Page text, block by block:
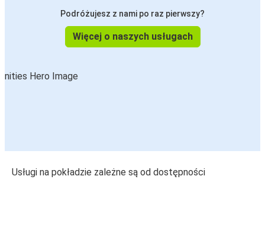
Podróżujesz z nami po raz pierwszy?
Więcej o naszych usługach
Usługi na pokładzie zależne są od dostępności